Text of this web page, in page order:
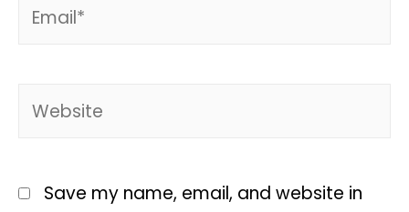
Save my name, email, and website in